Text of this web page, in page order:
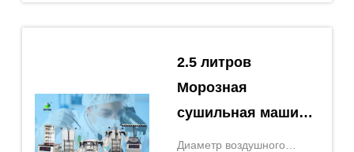
2.5 литров
Морозная
сушильная машина
Топция Морозная
Диаметр воздушного